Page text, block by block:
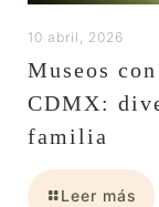
10 abril, 2026
Museos
CDMX:
familia
Leer más